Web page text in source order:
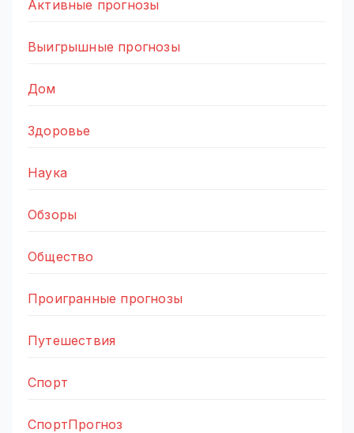
Активные прогнозы
Выигрышные прогнозы
Дом
Здоровье
Наука
Обзоры
Общество
Проигранные прогнозы
Путешествия
Спорт
СпортПрогноз